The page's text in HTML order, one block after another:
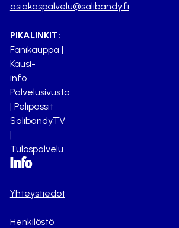
asiakaspalvelu@salibandy.fi
PIKALINKIT:
Fanikauppa |
Kausi-
info
Palvelusivusto
| Pelipassit
SalibandyTV
|
Tulospalvelu
Info
Yhteystiedot
Henkilöstö